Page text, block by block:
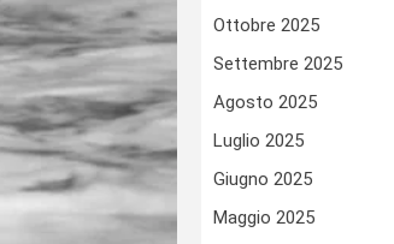
Ottobre 2025
Settembre 2025
Agosto 2025
Luglio 2025
Giugno 2025
Maggio 2025